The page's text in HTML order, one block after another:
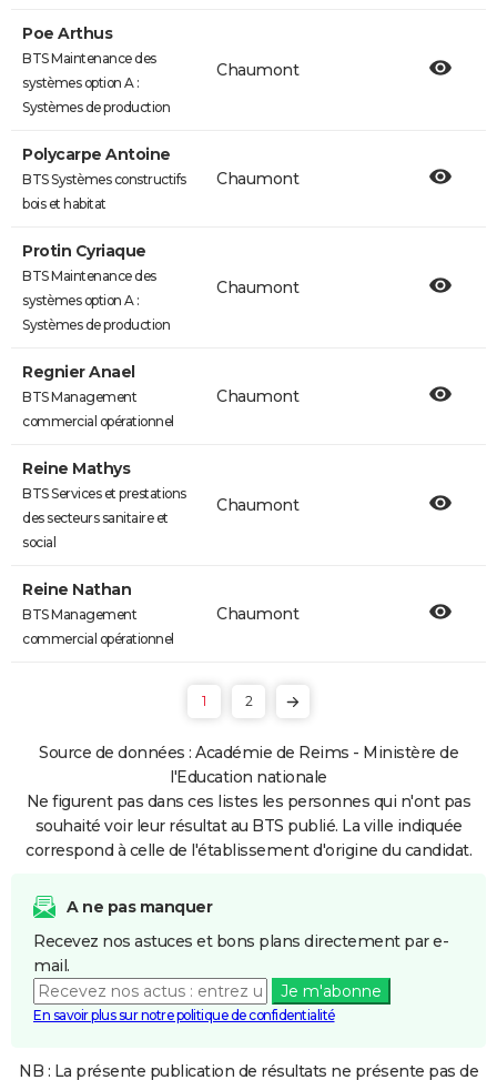
Poe Arthus
BTS Maintenance des
systèmes option A :
Systèmes de production
Chaumont
Polycarpe Antoine
BTS Systèmes constructifs
bois et habitat
Chaumont
Protin Cyriaque
BTS Maintenance des
systèmes option A :
Systèmes de production
Chaumont
Regnier Anael
BTS Management
commercial opérationnel
Chaumont
Reine Mathys
BTS Services et prestations
des secteurs sanitaire et
social
Chaumont
Reine Nathan
BTS Management
commercial opérationnel
Chaumont
1 2
Source de données : Académie de Reims - Ministère de
l'Education nationale
Ne figurent pas dans ces listes les personnes qui n'ont pas
souhaité voir leur résultat au BTS publié. La ville indiquée
correspond à celle de l'établissement d'origine du candidat.
A ne pas manquer
Recevez nos astuces et bons plans directement par e-
mail.
Je m'abonne
En savoir plus sur notre politique de confidentialité
NB : La présente publication de résultats ne présente pas de